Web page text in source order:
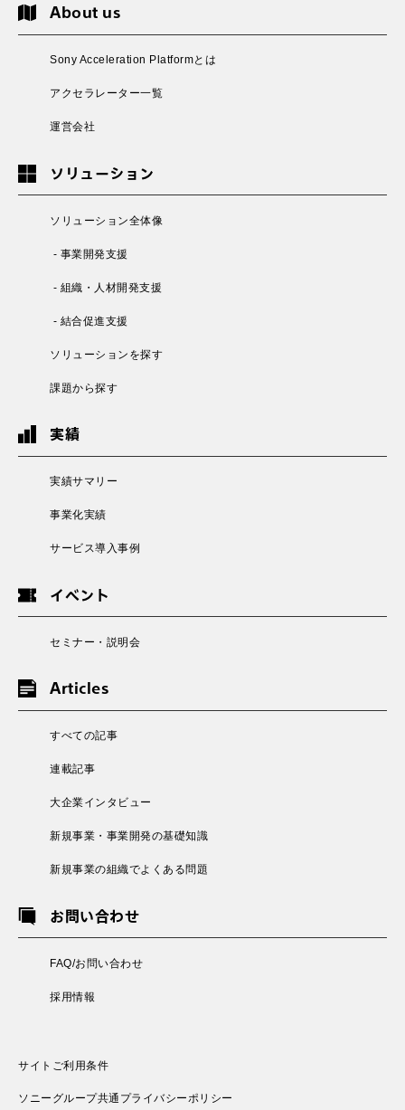
About us
Sony Acceleration Platformとは
アクセラレーター一覧
運営会社
ソリューション
ソリューション全体像
- 事業開発支援
- 組織・人材開発支援
- 結合促進支援
ソリューションを探す
課題から探す
実績
実績サマリー
事業化実績
サービス導入事例
イベント
セミナー・説明会
Articles
すべての記事
連載記事
大企業インタビュー
新規事業・事業開発の基礎知識
新規事業の組織でよくある問題
お問い合わせ
FAQ/お問い合わせ
採用情報
サイトご利用条件
ソニーグループ共通プライバシーポリシー